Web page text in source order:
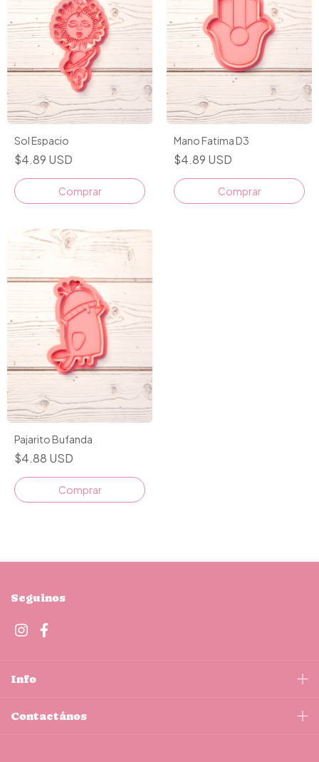
Sol Espacio
$4.89 USD
Comprar
Mano Fatima D3
$4.89 USD
Comprar
Pajarito Bufanda
$4.88 USD
Comprar
Seguinos
Info
Contactános